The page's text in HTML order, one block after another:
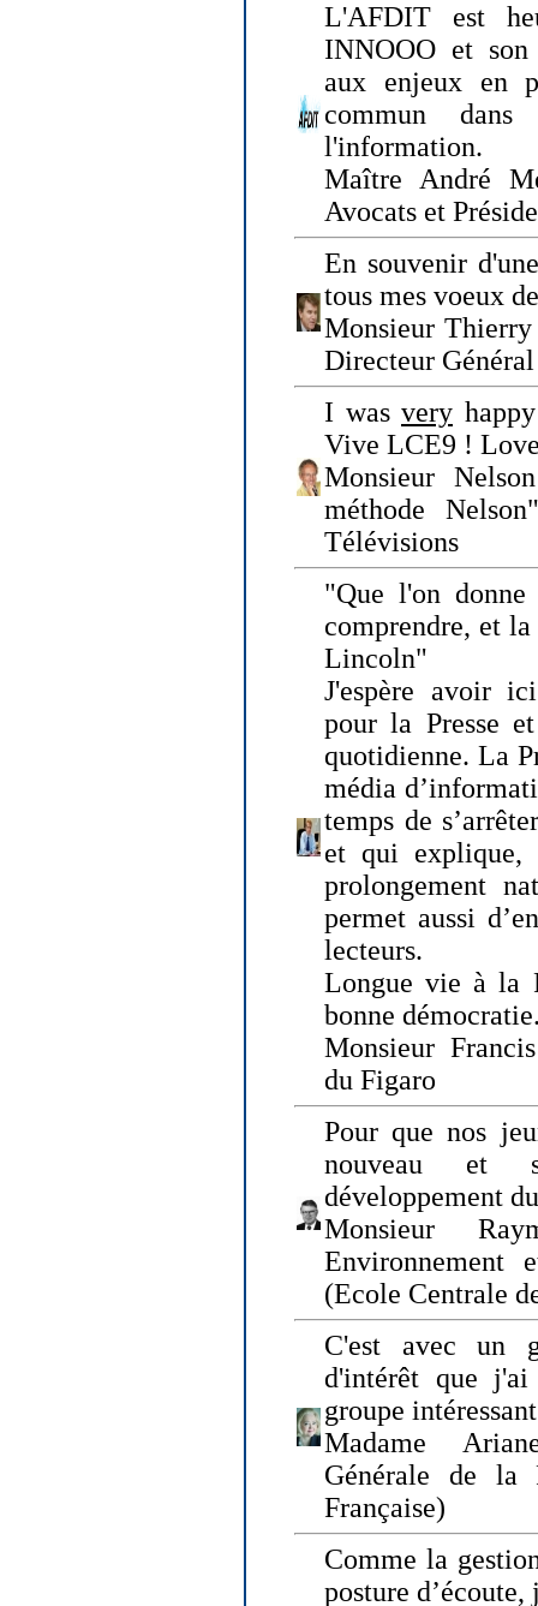
L'AFDIT est
INNOOO et
aux enjeux en
commun
l'information.
Maître André
Avocats et
En souvenir
tous mes voeux
Monsieur
Directeur
I was very
Vive LCE9 !
Monsieur
méthode
Télévisions
"Que l'on
comprendre, et
Lincoln"
J'espère avoir
pour la Presse
quotidienne. La
média
temps de
et qui explique,
prolongement
permet aussi
lecteurs.
Longue vie à la
bonne
Monsieur
du Figaro
Pour que nos
nouveau et
développement
Monsieur
Environnement
(Ecole Centrale
C'est avec un
d'intérêt que
groupe
Madame
Générale de la
Française)
Comme la
posture